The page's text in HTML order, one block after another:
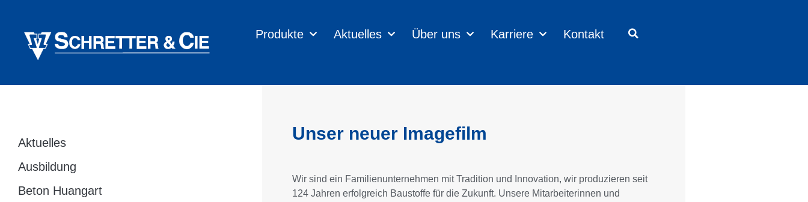
Produkte Aktuelles Über uns Karriere Kontakt
Aktuelles
Ausbildung
Beton Huangart
Unser neuer Imagefilm
Wir sind ein Familienunternehmen mit Tradition und Innovation, wir produzieren seit
124 Jahren erfolgreich Baustoffe für die Zukunft. Unsere Mitarbeiterinnen und